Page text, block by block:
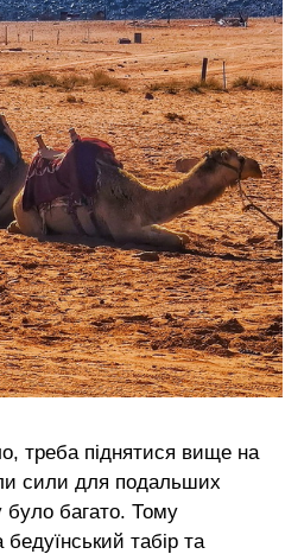
треба піднятися вище на
сили для подальших
було багато. Тому
табір та